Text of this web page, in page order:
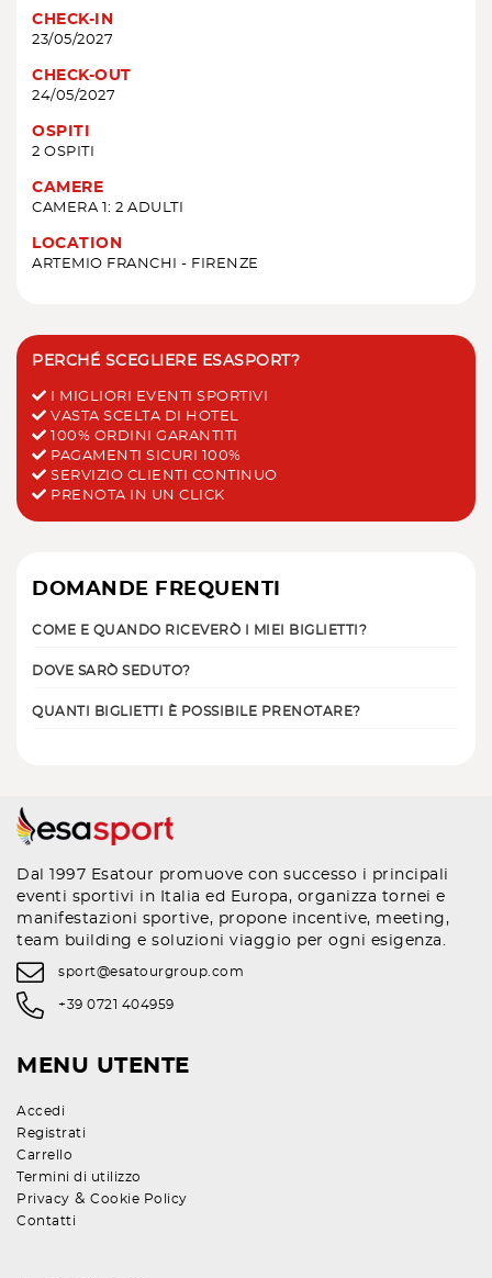
CHECK-IN
23/05/2027
CHECK-OUT
24/05/2027
OSPITI
2 OSPITI
CAMERE
CAMERA 1: 2 ADULTI
LOCATION
ARTEMIO FRANCHI - FIRENZE
PERCHÉ SCEGLIERE ESASPORT?
I MIGLIORI EVENTI SPORTIVI
VASTA SCELTA DI HOTEL
100% ORDINI GARANTITI
PAGAMENTI SICURI 100%
SERVIZIO CLIENTI CONTINUO
PRENOTA IN UN CLICK
DOMANDE FREQUENTI
COME E QUANDO RICEVERÒ I MIEI BIGLIETTI?
DOVE SARÒ SEDUTO?
QUANTI BIGLIETTI È POSSIBILE PRENOTARE?
Dal 1997 Esatour promuove con successo i principali
eventi sportivi in Italia ed Europa, organizza tornei e
manifestazioni sportive, propone incentive, meeting,
team building e soluzioni viaggio per ogni esigenza.
sport@esatourgroup.com
+39 0721 404959
MENU UTENTE
Accedi
Registrati
Carrello
Termini di utilizzo
Privacy & Cookie Policy
Contatti